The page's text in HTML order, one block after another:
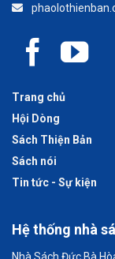
Trang chủ
Hội Dòng
Sách Thiện Bản
Sách nói
Tin tức - Sự kiện
Hệ thống nhà
Nhà Sách Đức Bà